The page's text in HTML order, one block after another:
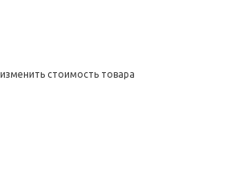
стоимость товара